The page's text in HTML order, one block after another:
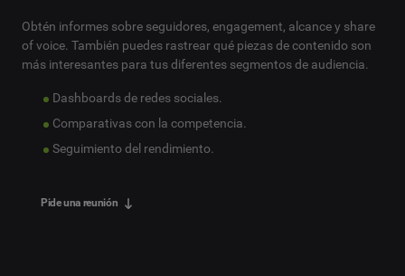
Obtén informes sobre seguidores, engagement, alcance y share
of voice. También puedes rastrear qué piezas de contenido son
más interesantes para tus diferentes segmentos de audiencia.
Dashboards de redes sociales.
Comparativas con la competencia.
Seguimiento del rendimiento.
Pide una reunión